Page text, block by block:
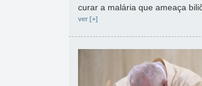
curar a malária que ameaça
ver [+]